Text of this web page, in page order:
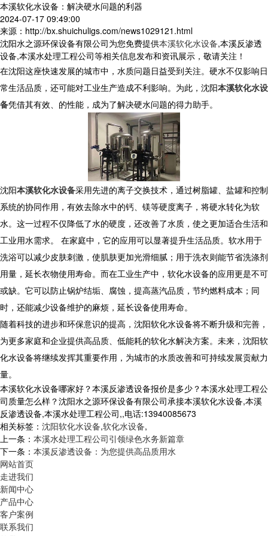
本溪软化水设备：解决硬水问题的利器
2024-07-17 09:49:00
来源：http://bx.shuichuligs.com/news1029121.html
沈阳水之源环保设备有限公司为您免费提供本溪软化水设备,本溪反渗透
设备,本溪水处理工程公司等相关信息发布和资讯展示，敬请关注！
在沈阳这座快速发展的城市中，水质问题日益受到关注。硬水不仅影响日
常生活品质，还可能对工业生产造成不利影响。为此，沈阳本溪软化水设
备凭借其有效、的性能，成为了解决硬水问题的得力助手。
沈阳本溪软化水设备采用先进的离子交换技术，通过树脂罐、盐罐和控制
系统的协同作用，有效去除水中的钙、镁等硬度离子，将硬水转化为软
水。这一过程不仅降低了水的硬度，还改善了水质，使之更加适合生活和
工业用水需求。 在家庭中，它的应用可以显著提升生活品质。软水用于
洗浴可以减少皮肤刺激，使肌肤更加光滑细腻；用于洗衣则能节省洗涤剂
用量，延长衣物使用寿命。而在工业生产中，软化水设备的应用更是不可
或缺。它可以防止锅炉结垢、腐蚀，提高蒸汽品质，节约燃料成本；同
时，还能减少设备维护的麻烦，延长设备使用寿命。
随着科技的进步和环保意识的提高，沈阳软化水设备将不断升级和完善，
为更多家庭和企业提供高品质、低能耗的软化水解决方案。未来，沈阳软
化水设备将继续发挥其重要作用，为城市的水质改善和可持续发展贡献力
量。
本溪软化水设备哪家好？本溪反渗透设备报价是多少？本溪水处理工程公
司质量怎么样？沈阳水之源环保设备有限公司承接本溪软化水设备,本溪
反渗透设备,本溪水处理工程公司,,电话:13940085673
相关标签： 沈阳软化水设备,软化水设备,
上一条： 本溪水处理工程公司引领绿色水务新篇章
下一条： 本溪反渗透设备：为您提供高品质用水
网站首页
走进我们
新闻中心
产品中心
客户案例
联系我们